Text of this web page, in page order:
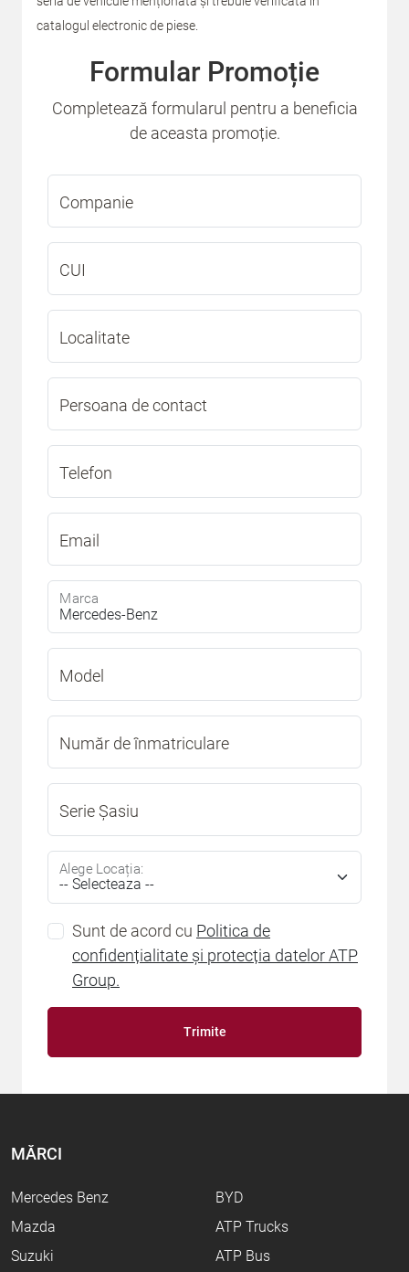
catalogul electronic de piese.
Formular Promoție
Completează formularul pentru a beneficia
de aceasta promoție.
Companie
CUI
Localitate
Persoana de contact
Telefon
Email
Marca
Model
Număr de înmatriculare
Serie Șasiu
Alege Locația:
Sunt de acord cu Politica de
confidențialitate și protecția datelor ATP
Group.
Trimite
MĂRCI
Mercedes Benz
Mazda
Suzuki
BYD
ATP Trucks
ATP Bus